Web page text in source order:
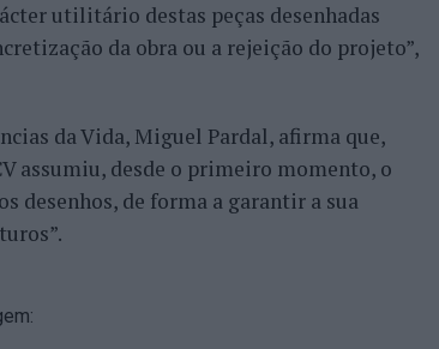
utilitário destas peças desenhadas
da obra ou a rejeição do projeto”,
da Vida, Miguel Pardal, afirma que,
assumiu, desde o primeiro momento, o
desenhos, de forma a garantir a sua